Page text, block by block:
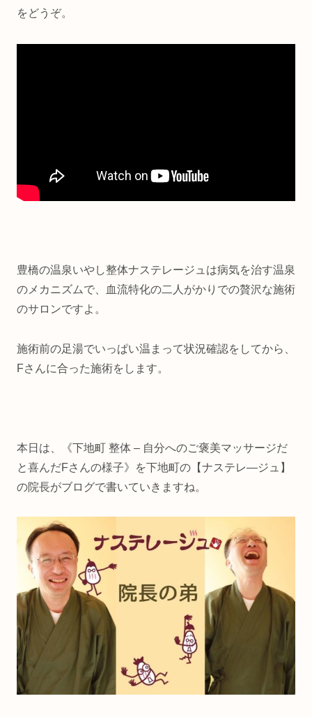
をどうぞ。
豊橋の温泉いやし整体ナステレージュは病気を治す温泉
のメカニズムで、血流特化の二人がかりでの贅沢な施術
のサロンですよ。
施術前の足湯でいっぱい温まって状況確認をしてから、
Fさんに合った施術をします。
本日は、《下地町 整体 – 自分へのご褒美マッサージだ
と喜んだFさんの様子》を下地町の【ナステレ―ジュ】
の院長がブログで書いていきますね。